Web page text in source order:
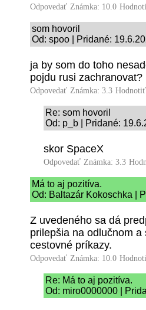
Odpovedať Známka: 10.0
som hovoril
Od: spoo | Pridané:
ja by som do toho
pojdu rusi zachranovat?
Odpovedať Známka: 3.3
Re: som hovoril
Od: p_b | Pridané:
skor SpaceX
Odpovedať Známka: 3.3
Má to aj pozitíva.
Od: Baltazár Kokoschka |
Z uvedeného sa dá
prilepšia na odlučnom
cestovné príkazy.
Odpovedať Známka: 10.0
Re: Má to aj pozitíva.
Od: miro0000000 |